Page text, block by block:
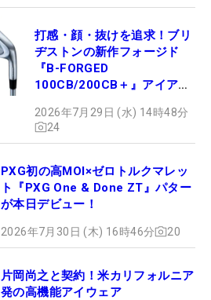
打感・顔・抜けを追求！ブリ
ヂストンの新作フォージド
『B-FORGED
100CB/200CB＋』アイアン
2026年7月29日 (水) 14時48分
24
PXG初の高MOI×ゼロトルクマレッ
ト『PXG One & Done ZT』パター
が本日デビュー！
2026年7月30日 (木) 16時46分 20
片岡尚之と契約！米カリフォルニア
発の高機能アイウェア